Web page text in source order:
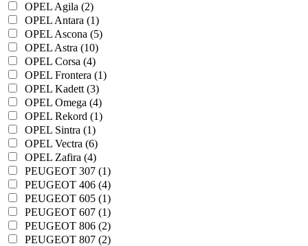
OPEL Agila (2)
OPEL Antara (1)
OPEL Ascona (5)
OPEL Astra (10)
OPEL Corsa (4)
OPEL Frontera (1)
OPEL Kadett (3)
OPEL Omega (4)
OPEL Rekord (1)
OPEL Sintra (1)
OPEL Vectra (6)
OPEL Zafira (4)
PEUGEOT 307 (1)
PEUGEOT 406 (4)
PEUGEOT 605 (1)
PEUGEOT 607 (1)
PEUGEOT 806 (2)
PEUGEOT 807 (2)